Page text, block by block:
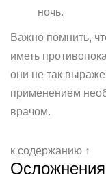
ночь.
Важно помнить,
иметь
они не так
применением
врачом.
к содержанию ↑
Осложнения